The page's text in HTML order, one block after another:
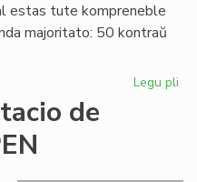
estas tute kompreneble
majoritato: 50 kontraŭ
Legu pli
de